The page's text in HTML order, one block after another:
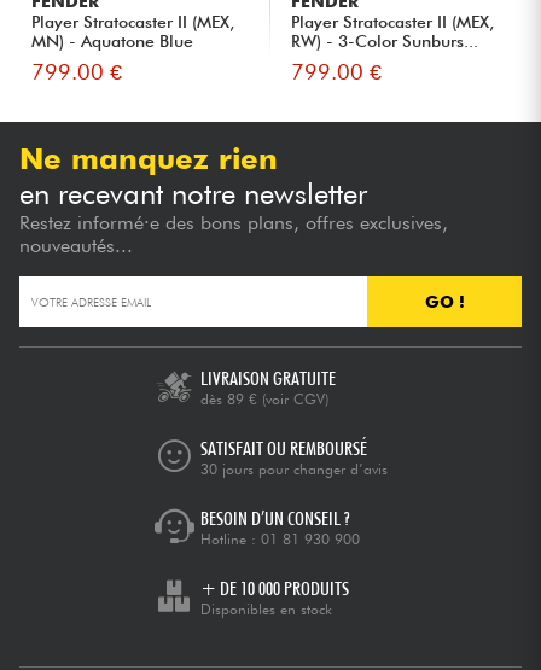
Player Stratocaster II (MEX,
MN) - Aquatone Blue
799.00 €
Player Stratocaster II (MEX,
RW) - 3-Color Sunburs...
799.00 €
Ne manquez rien
en recevant notre newsletter
Restez informé·e des bons plans, offres exclusives,
nouveautés...
GO !
LIVRAISON GRATUITE
dès 89 € (voir CGV)
SATISFAIT OU REMBOURSÉ
30 jours pour changer d’avis
BESOIN D’UN CONSEIL ?
Hotline : 01 81 930 900
+ DE 10 000 PRODUITS
Disponibles en stock